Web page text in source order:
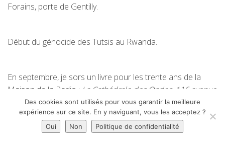
Forains, porte de Gentilly.
Début du génocide des Tutsis au Rwanda.
En septembre, je sors un livre pour les trente ans de la
Maison de la Radio : La Cathédrale des Ondes, 116 avenue
du Président Kennedy(éditions Plume).
Des cookies sont utilisés pour vous garantir la meilleure
expérience sur ce site. En y naviguant, vous les acceptez ?
Oui
Non Politique de confidentialité